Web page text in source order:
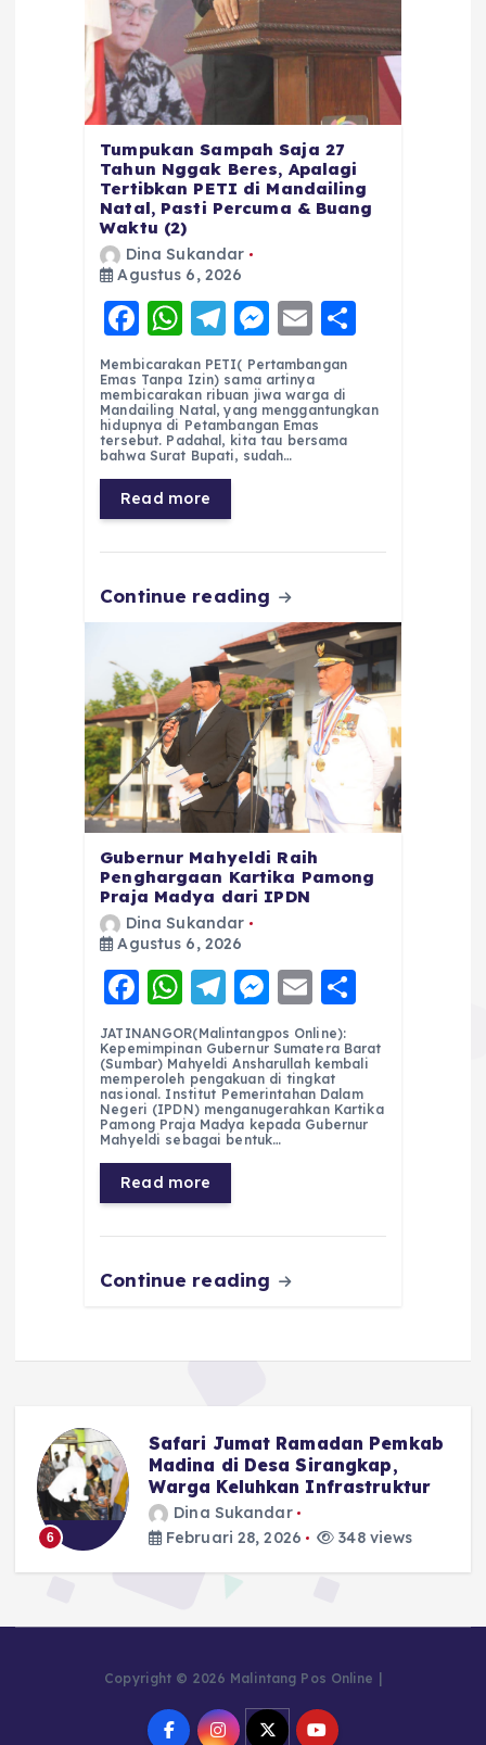
Tumpukan Sampah Saja 27
Tahun Nggak Beres, Apalagi
Tertibkan PETI di Mandailing
Natal, Pasti Percuma & Buang
Waktu (2)
Dina Sukandar
Agustus 6, 2026
F
a
c
e
b
o
o
k
W
h
a
ts
A
p
p
T
el
e
g
r
a
m
M
e
ss
e
n
E
m
ai
l
re
Membicarakan PETI( Pertambangan
Emas Tanpa Izin) sama artinya
membicarakan ribuan jiwa warga di
Mandailing Natal, yang menggantungkan
hidupnya di Petambangan Emas
tersebut. Padahal, kita tau bersama
bahwa Surat Bupati, sudah…
Read more
Continue reading
Gubernur Mahyeldi Raih
Penghargaan Kartika Pamong
Praja Madya dari IPDN
Dina Sukandar
Agustus 6, 2026
F
a
c
e
b
o
o
k
W
h
a
ts
A
p
p
T
el
e
g
r
a
m
M
e
ss
e
n
E
m
ai
l
a
re
JATINANGOR(Malintangpos Online):
Kepemimpinan Gubernur Sumatera Barat
(Sumbar) Mahyeldi Ansharullah kembali
memperoleh pengakuan di tingkat
nasional. Institut Pemerintahan Dalam
Negeri (IPDN) menganugerahkan Kartika
Pamong Praja Madya kepada Gubernur
Mahyeldi sebagai bentuk…
Read more
Continue reading
6
Safari Jumat Ramadan Pemkab
Madina di Desa Sirangkap,
Warga Keluhkan Infrastruktur
Dina Sukandar
Februari 28, 2026
348 views
Copyright © 2026 Malintang Pos Online |